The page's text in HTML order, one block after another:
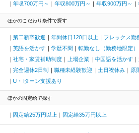
年収700万円～
年収800万円～ 年収900万円～
ほかのこだわり条件で探す
第二新卒歓迎 年間休日120日以上 フレックス勤
英語を活かす
学歴不問 転勤なし（勤務地限定）
社宅・家賃補助制度
上場企業 中国語を活かす
完全週休2日制
職種未経験歓迎 土日祝休み 原
U・Iターン支援あり
ほかの固定給で探す
固定給25万円以上 固定給35万円以上